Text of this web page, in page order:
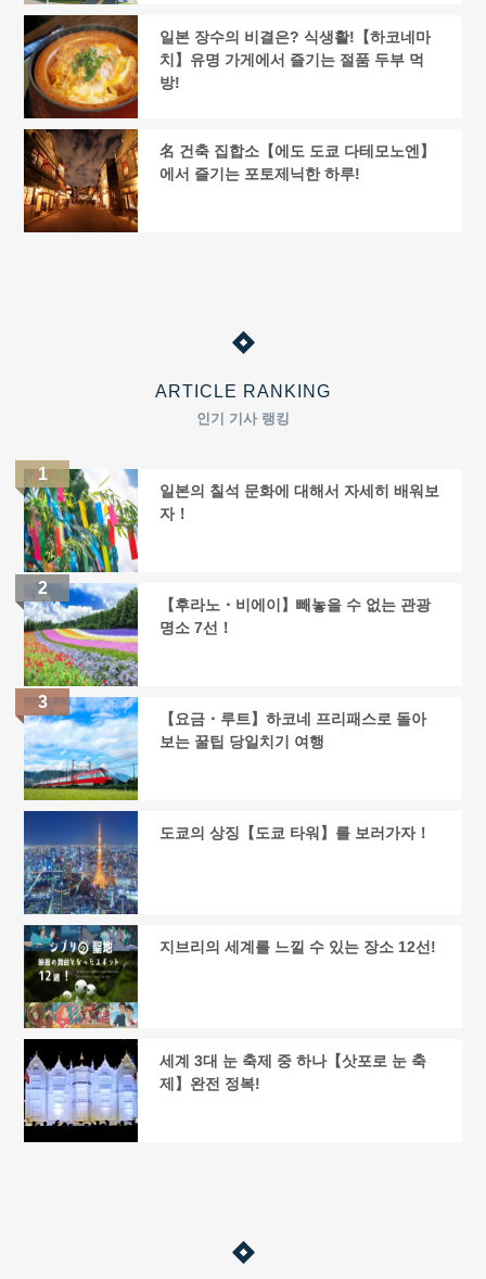
일본 장수의 비결은? 식생활!【하코네마
치】유명 가게에서 즐기는 절품 두부 먹
방!
名 건축 집합소【에도 도쿄 다테모노엔】
에서 즐기는 포토제닉한 하루!
ARTICLE RANKING
인기 기사 랭킹
일본의 칠석 문화에 대해서 자세히 배워보
자！
【후라노・비에이】빼놓을 수 없는 관광
명소 7선！
【요금・루트】하코네 프리패스로 돌아
보는 꿀팁 당일치기 여행
도쿄의 상징【도쿄 타워】를 보러가자！
지브리의 세계를 느낄 수 있는 장소 12선!
세계 3대 눈 축제 중 하나【삿포로 눈 축
제】완전 정복!